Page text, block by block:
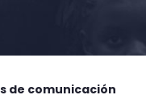
de comunicación